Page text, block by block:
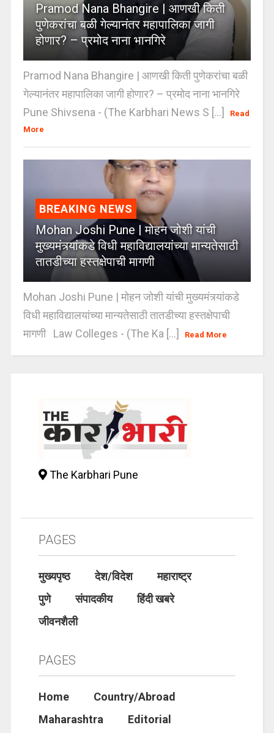
Pramod Nana Bhangire | आणखी किती
पुणेकरांचा बळी गेल्यानंतर महापालिका जागी
होणार? – प्रमोद नाना भानगिरे
Pramod Nana Bhangire | आणखी किती पुणेकरांचा बळी
गेल्यानंतर महापालिका जागी होणार? – प्रमोद नाना भानगिरे
Pune Shivsena - (The Karbhari News S [...]
Read
More
BREAKING NEWS
Mohan Joshi Pune | मोहन जोशी यांची
मुख्यमंत्र्यांकडे विधी महाविद्यालयांच्या मान्यतेसाठी
तातडीच्या हस्तक्षेपाची मागणी
Mohan Joshi Pune | मोहन जोशी यांची मुख्यमंत्र्यांकडे
विधी महाविद्यालयांच्या मान्यतेसाठी तातडीच्या हस्तक्षेपाची
मागणी Law Colleges - (The Ka [...]
Read More
The Karbhari Pune
PAGES
मुख्यपृष्ठ देश/विदेश
महाराष्ट्र
पुणे
संपादकीय
हिंदी खबरे
जीवनशैली
PAGES
Home
Country/Abroad
Maharashtra
Editorial